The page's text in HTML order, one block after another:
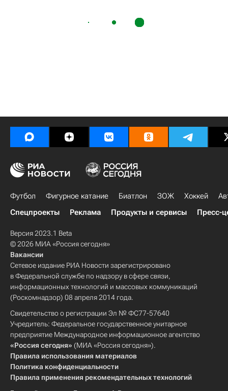
Футбол Фигурное катание Биатлон ЗОЖ Хоккей
Спецпроекты
Реклама Продукты и сервисы Пресс-
Версия 2023.1 Beta
© 2026 МИА «Россия сегодня»
Вакансии
Сетевое издание РИА Новости зарегистрировано
в Федеральной службе по надзору в сфере связи,
информационных технологий и массовых коммуникаций
(Роскомнадзор) 08 апреля 2014 года.
Свидетельство о регистрации Эл № ФС77-57640
Учредитель: Федеральное государственное унитарное
предприятие Международное информационное агентство
«Россия сегодня» (МИА «Россия сегодня»).
Правила использования материалов
Политика конфиденциальности
Правила применения рекомендательных технологий